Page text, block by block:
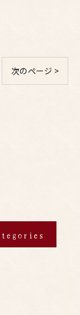
次のページ >